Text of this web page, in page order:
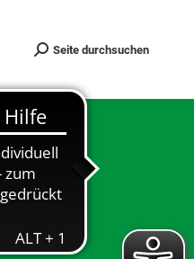
Search:
Seite durchsuchen
am